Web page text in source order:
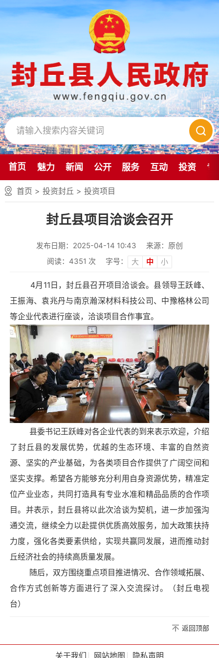
首页 魅力 新闻 公开 服务 互动 投资 专
首页 > 投资封丘 > 投资项目
封丘县项目洽谈会召开
发布日期：2025-04-14 10:43
来源：原创
阅读： 4351 次 字号： 大 中 小
4月11日，封丘县召开项目洽谈会。县领导王跃峰、
王振海、袁兆丹与南京瀚深材料科技公司、中豫格林公司
等企业代表进行座谈，洽谈项目合作事宜。
县委书记王跃峰对各企业代表的到来表示欢迎，介绍
了封丘县的发展优势，优越的生态环境、丰富的自然资
源、坚实的产业基础，为各类项目合作提供了广阔空间和
坚实支撑。希望各方能够充分利用自身资源优势，精准定
位产业业态，共同打造具有专业水准和精品品质的合作项
目。并表示，封丘县将以此次洽谈为契机，进一步加强沟
通交流，继续全力以赴提供优质高效服务，加大政策扶持
力度，强化各类要素供给，实现共赢同发展，进而推动封
丘经济社会的持续高质量发展。
随后，双方围绕重点项目推进情况、合作领域拓展、
合作方式创新等方面进行了深入交流探讨。（封丘电视
台）
返回顶部
关于我们 网站地图 隐私声明